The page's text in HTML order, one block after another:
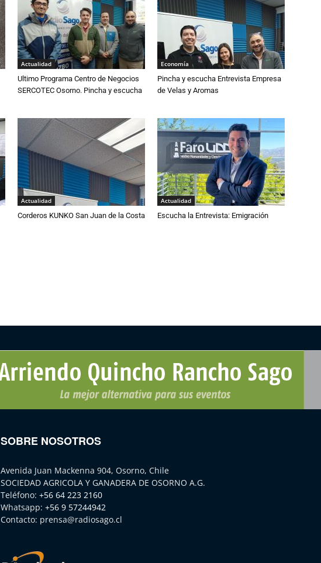
Actualidad
Ultimo Programa Centro de Negocios
SERCOTEC Osorno. Pincha y escucha
Economía
Pincha y escucha Entrevista Empresa
de Velas y Aromas
Actualidad
Corderos KUNKO San Juan de la Costa
Actualidad
Escucha la Entrevista: Emigración
SOBRE NOSOTROS
Avenida Juan Mackenna 904, Osorno, Chile
SOCIEDAD AGRICOLA Y GANADERA DE OSORNO A.G.
Teléfono: +56 64 223 2160
Whatsapp: +56 9 57244942
Contacto: prensa@radiosago.cl